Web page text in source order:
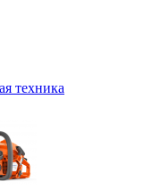
техника